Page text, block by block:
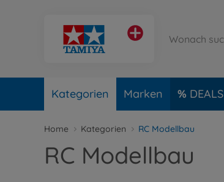
Kategorien Marken DEALS
Home Kategorien RC Modellbau
RC Modellbau